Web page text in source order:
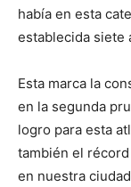
había en esta
establecida siete
Esta marca la
en la segunda
logro para esta
también el
en nuestra